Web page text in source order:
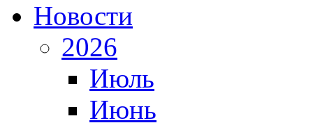
Новости
2026
Июль
Июнь